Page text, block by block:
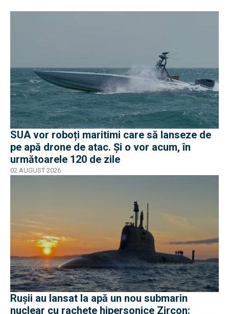
SUA vor roboți maritimi care să lanseze de
pe apă drone de atac. Și o vor acum, în
următoarele 120 de zile
02 AUGUST 2026
Rușii au lansat la apă un nou submarin
nuclear cu rachete hipersonice Zircon: